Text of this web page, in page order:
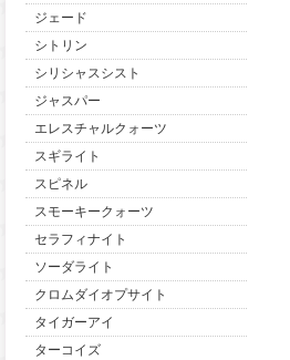
ジェード
シトリン
シリシャスシスト
ジャスパー
エレスチャルクォーツ
スギライト
スピネル
スモーキークォーツ
セラフィナイト
ソーダライト
クロムダイオプサイト
タイガーアイ
ターコイズ